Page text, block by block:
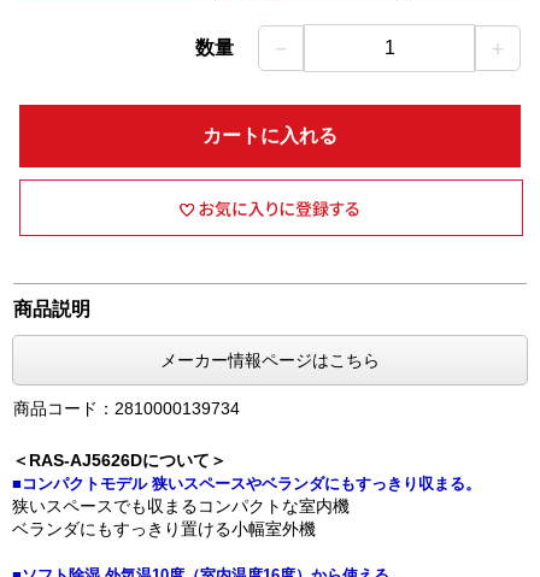
数量 － 1 ＋
カートに入れる
商品説明
メーカー情報ページはこちら
商品コード：2810000139734
＜RAS-AJ5626Dについて＞
■コンパクトモデル 狭いスペースやベランダにもすっきり収まる。
狭いスペースでも収まるコンパクトな室内機
ベランダにもすっきり置ける小幅室外機